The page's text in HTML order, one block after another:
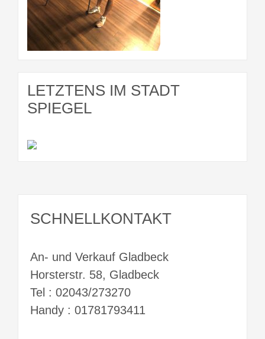
LETZTENS IM STADT
SPIEGEL
SCHNELLKONTAKT
An- und Verkauf Gladbeck
Horsterstr. 58, Gladbeck
Tel : 02043/273270
Handy : 01781793411